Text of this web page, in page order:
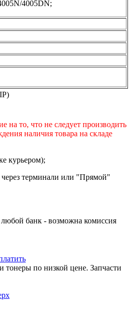
4005DN;
то, что не следует производить
наличия товара на складе
курьером);
терминали или "Прямой"
банк - возможна комиссия
по низкой цене. Запчасти